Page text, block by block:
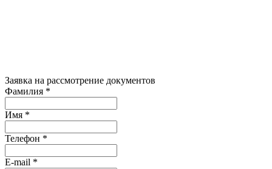
Заявка на рассмотрение документов
Фамилия *
Имя *
Телефон *
E-mail *